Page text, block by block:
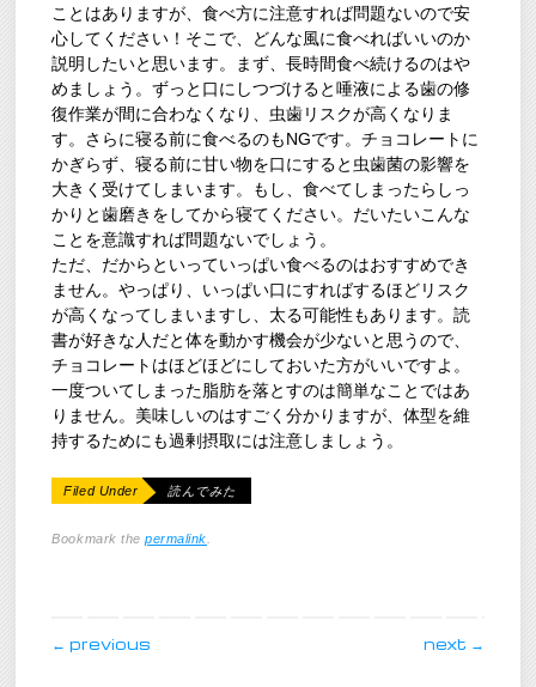
ことはありますが、食べ方に注意すれば問題ないので安
心してください！そこで、どんな風に食べればいいのか
説明したいと思います。まず、長時間食べ続けるのはや
めましょう。ずっと口にしつづけると唾液による歯の修
復作業が間に合わなくなり、虫歯リスクが高くなりま
す。さらに寝る前に食べるのもNGです。チョコレートに
かぎらず、寝る前に甘い物を口にすると虫歯菌の影響を
大きく受けてしまいます。もし、食べてしまったらしっ
かりと歯磨きをしてから寝てください。だいたいこんな
ことを意識すれば問題ないでしょう。
ただ、だからといっていっぱい食べるのはおすすめでき
ません。やっぱり、いっぱい口にすればするほどリスク
が高くなってしまいますし、太る可能性もあります。読
書が好きな人だと体を動かす機会が少ないと思うので、
チョコレートはほどほどにしておいた方がいいですよ。
一度ついてしまった脂肪を落とすのは簡単なことではあ
りません。美味しいのはすごく分かりますが、体型を維
持するためにも過剰摂取には注意しましょう。
Filed Under 読んでみた
Bookmark thepermalink.
post navigation
← previous next →